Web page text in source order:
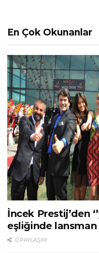
En Çok Okunanlar
İncek Prestij’den
eşliğinde lansman
0 PAYLAŞIM